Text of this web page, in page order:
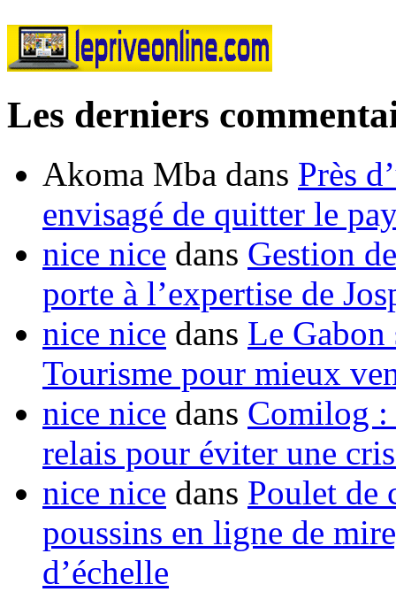
Les derniers
Akoma Mba dans Près
envisagé de quitter le
nice nice dans Gestion
porte à l’expertise de
nice nice dans Le Gabon
Tourisme pour mieux
nice nice dans Comilog :
relais pour éviter une
nice nice dans Poulet de
poussins en ligne de
d’échelle